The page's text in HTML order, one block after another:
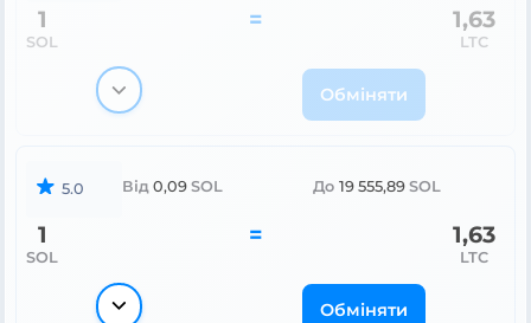
1
SOL
= 1,63
LTC
Обміняти
5.0 Від 0,09 SOL До 19 555,89 SOL
1
SOL
= 1,63
LTC
Обміняти